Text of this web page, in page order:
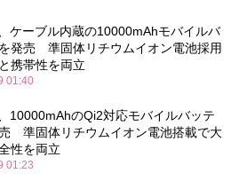
ケーブル内蔵の10000mAhモバイルバ
発売 準固体リチウムイオン電池採用
携帯性を両立
01:40
10000mAhのQi2対応モバイルバッテ
準固体リチウムイオン電池搭載で大
性を両立
01:23